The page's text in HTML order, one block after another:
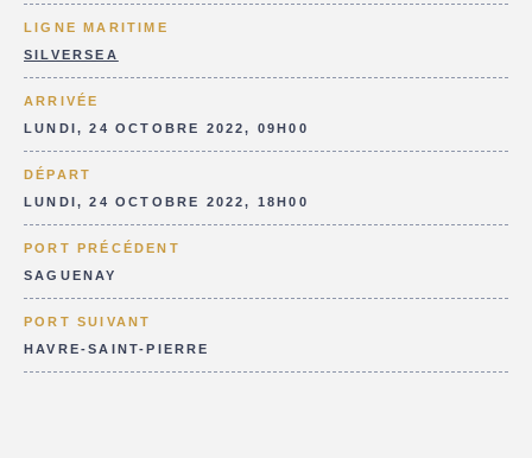
LIGNE MARITIME
SILVERSEA
ARRIVÉE
LUNDI, 24 OCTOBRE 2022, 09H00
DÉPART
LUNDI, 24 OCTOBRE 2022, 18H00
PORT PRÉCÉDENT
SAGUENAY
PORT SUIVANT
HAVRE-SAINT-PIERRE